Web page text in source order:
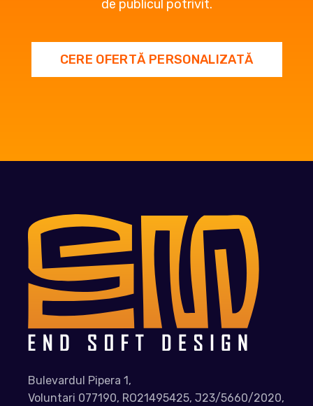
de publicul potrivit.
CERE OFERTĂ PERSONALIZATĂ
Bulevardul Pipera 1,
Voluntari 077190, RO21495425, J23/5660/2020,